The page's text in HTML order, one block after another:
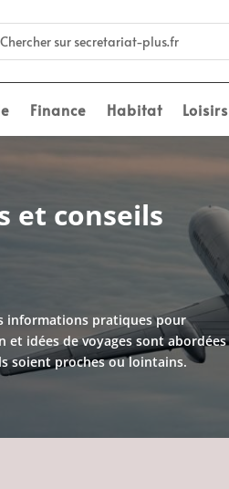
Finance Habitat Loisirs
et conseils
informations pratiques pour
et idées de voyages sont abordées
soient proches ou lointains.